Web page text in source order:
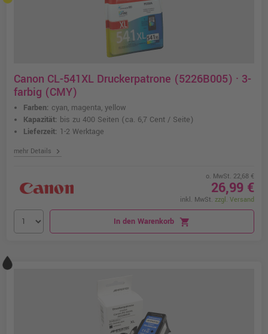
Canon CL-541XL Druckerpatrone (5226B005) · 3-
farbig (CMY)
Farben: cyan, magenta, yellow
Kapazität: bis zu 400 Seiten (ca. 6,7 Cent / Seite)
Lieferzeit: 1-2 Werktage
mehr Details chevron_right
o. MwSt. 22,68 €
26,99 €
inkl. MwSt. zzgl. Versand
In den Warenkorb shopping_cart